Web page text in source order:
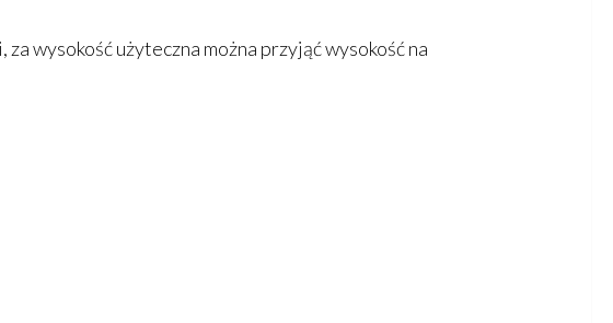
wysokość użyteczna można przyjąć wysokość na